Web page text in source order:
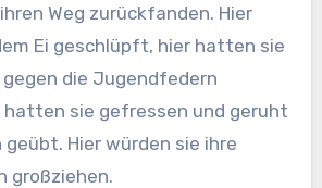
Weg zurückfanden. Hier
Ei geschlüpft, hier hatten sie
gegen die Jugendfedern
sie gefressen und geruht
geübt. Hier würden sie ihre
großziehen.